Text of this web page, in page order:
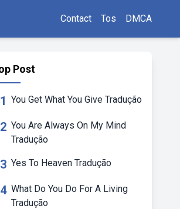
Contact Tos DMCA
Post
You Get What You Give Tradução
You Are Always On My Mind
Tradução
Yes To Heaven Tradução
What Do You Do For A Living
Tradução